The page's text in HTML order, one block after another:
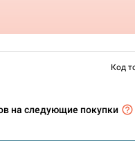
Код
на следующие покупки